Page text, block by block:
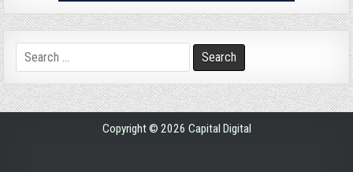
Search
for:
Copyright © 2026 Capital Digital